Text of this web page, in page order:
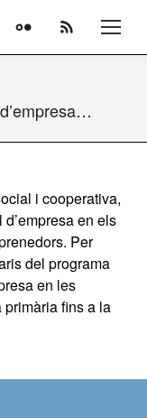
Flickr
page
new
window
Rss
page
new
window
i cooperativa,
en els
Per
del programa
en les
fins a la